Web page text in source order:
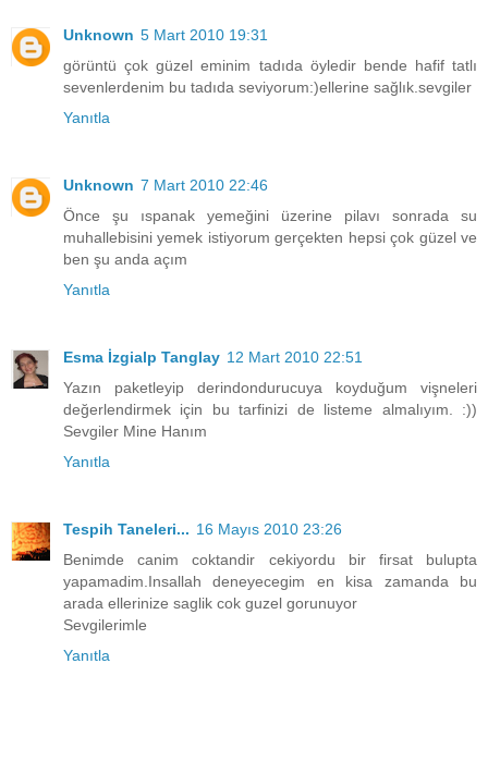
Unknown 5 Mart 2010 19:31
görüntü çok güzel eminim tadıda öyledir bende hafif tatlı
sevenlerdenim bu tadıda seviyorum:)ellerine sağlık.sevgiler
Yanıtla
Unknown 7 Mart 2010 22:46
Önce şu ıspanak yemeğini üzerine pilavı sonrada su
muhallebisini yemek istiyorum gerçekten hepsi çok güzel ve
ben şu anda açım
Yanıtla
Esma İzgialp Tanglay 12 Mart 2010 22:51
Yazın paketleyip derindondurucuya koyduğum vişneleri
değerlendirmek için bu tarfinizi de listeme almalıyım. :))
Sevgiler Mine Hanım
Yanıtla
Tespih Taneleri... 16 Mayıs 2010 23:26
Benimde canim coktandir cekiyordu bir firsat bulupta
yapamadim.Insallah deneyecegim en kisa zamanda bu
arada ellerinize saglik cok guzel gorunuyor
Sevgilerimle
Yanıtla